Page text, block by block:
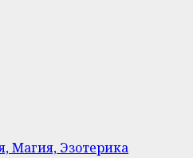
Магия, Эзотерика